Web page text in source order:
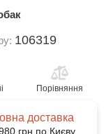
106319
Порівняння
доставка
грн по Києву